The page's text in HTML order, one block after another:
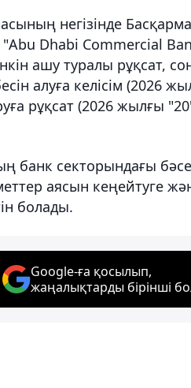
негізінде
Dhabi Commercial
ашу туралы рұқсат,
алуға келісім (2026
рұқсат (2026 жылғы
секторындағы
аясын кеңейтуге
болады.
Google-ға қосылып,
жаңалықтарды бірінші